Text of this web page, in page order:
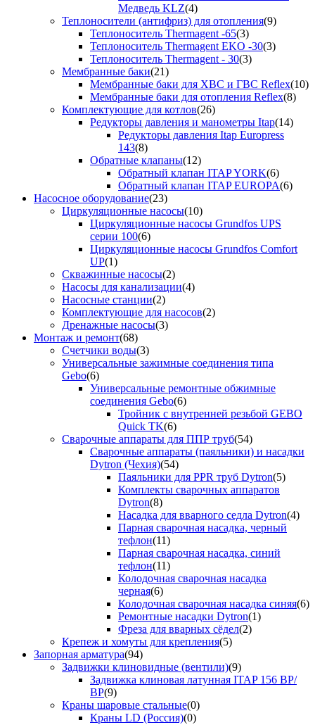
Медведь KLZ(4)
Теплоносители (антифриз) для отопления(9)
Теплоноситель Thermagent -65(3)
Теплоноситель Thermagent EKO -30(3)
Теплоноситель Thermagent - 30(3)
Мембранные баки(21)
Мембранные баки для ХВС и ГВС Reflex(10)
Мембранные баки для отопления Reflex(8)
Комплектующие для котлов(26)
Редукторы давления и манометры Itap(14)
Редукторы давления Itap Europress
143(8)
Обратные клапаны(12)
Обратный клапан ITAP YORK(6)
Обратный клапан ITAP EUROPA(6)
Насосное оборудование(23)
Циркуляционные насосы(10)
Циркуляционные насосы Grundfos UPS
серии 100(6)
Циркуляционные насосы Grundfos Comfort
UP(1)
Скважинные насосы(2)
Насосы для канализации(4)
Насосные станции(2)
Комплектующие для насосов(2)
Дренажные насосы(3)
Монтаж и ремонт(68)
Счетчики воды(3)
Универсальные зажимные соединения типа
Gebo(6)
Универсальные ремонтные обжимные
соединения Gebo(6)
Тройник с внутренней резьбой GEBO
Quick TK(6)
Сварочные аппараты для ППР труб(54)
Сварочные аппараты (паяльники) и насадки
Dytron (Чехия)(54)
Паяльники для PPR труб Dytron(5)
Комплекты сварочных аппаратов
Dytron(8)
Насадка для вварного седла Dytron(4)
Парная сварочная насадка, черный
тефлон(11)
Парная сварочная насадка, синий
тефлон(11)
Колодочная сварочная насадка
черная(6)
Колодочная сварочная насадка синяя(6)
Ремонтные насадки Dytron(1)
Фреза для вварных сёдел(2)
Крепеж и хомуты для крепления(5)
Запорная арматура(94)
Задвижки клиновидные (вентили)(9)
Задвижка клиновая латунная ITAP 156 ВР/
ВР(9)
Краны шаровые стальные(0)
Краны LD (Россия)(0)